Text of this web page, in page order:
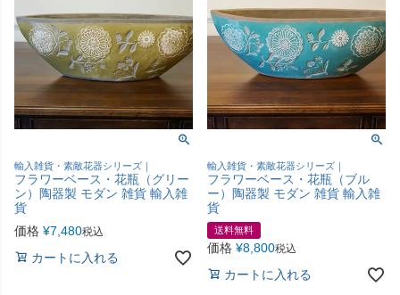
輸入雑貨・素敵花器シリーズ｜
フラワーベース・花瓶（グリー
ン）陶器製 モダン 雑貨 輸入雑
貨
価格 ¥7,480税込
カートに入れる
輸入雑貨・素敵花器シリーズ｜
フラワーベース・花瓶（ブル
ー）陶器製 モダン 雑貨 輸入雑
貨
送料無料
価格 ¥8,800税込
カートに入れる